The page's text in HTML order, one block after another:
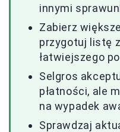
innymi
Zabierz
przygotuj listę
łatwiejszego
Selgros
płatności, ale
na wypadek
Sprawdzaj